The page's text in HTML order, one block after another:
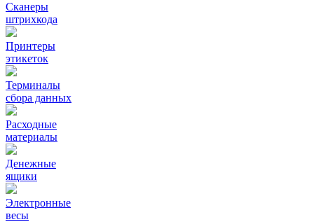
Сканеры
штрихкода
Принтеры
этикеток
Терминалы
сбора данных
Расходные
материалы
Денежные
ящики
Электронные
весы